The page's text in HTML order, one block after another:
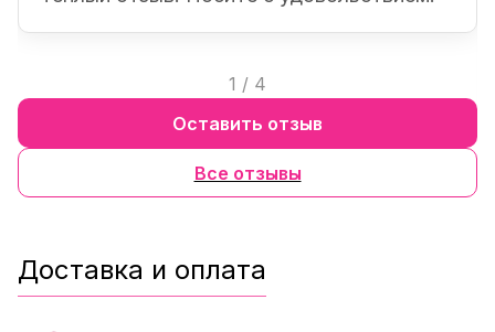
1 / 4
Все отзывы
Оставить отзыв
Доставка и оплата